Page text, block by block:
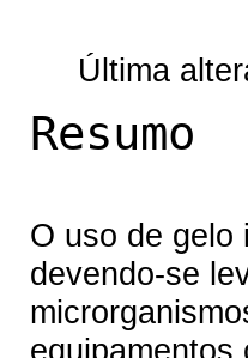
Última
Resumo
O uso de gelo
devendo-se
equipamentos